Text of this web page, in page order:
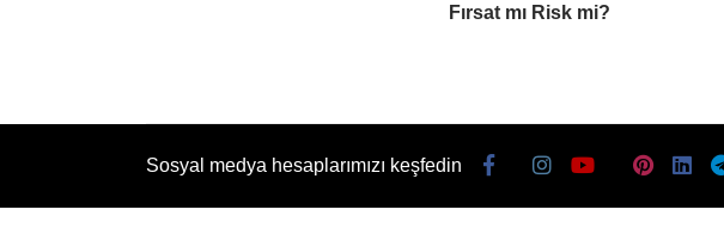
Fırsat mı Risk mi?
Sosyal medya hesaplarımızı keşfedin